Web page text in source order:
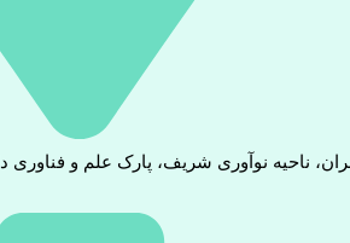
ناحیه نوآوری شریف، پارک علم و